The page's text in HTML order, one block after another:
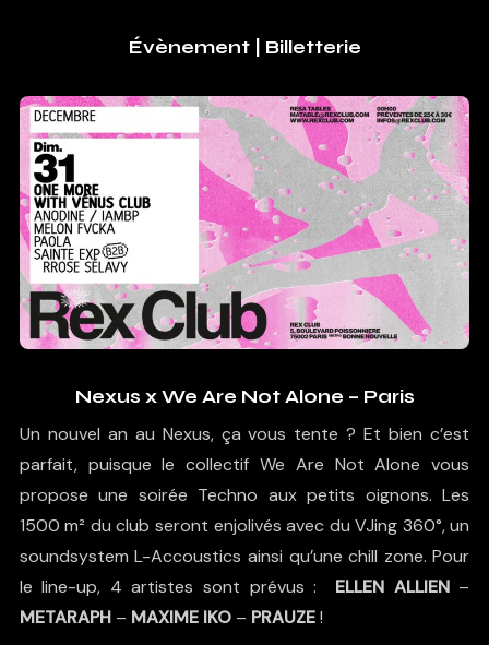
Évènement Billetterie
Nexus x We Are Not Alone – Paris
Un nouvel an au Nexus, ça vous tente ? Et bien c’est
parfait, puisque le collectif We Are Not Alone vous
propose une soirée Techno aux petits oignons. Les
1500 m² du club seront enjolivés avec du VJing 360°, un
soundsystem L-Accoustics ainsi qu’une chill zone. Pour
le line-up, 4 artistes sont prévus : ELLEN ALLIEN–
METARAPH– MAXIME IKO– PRAUZE!